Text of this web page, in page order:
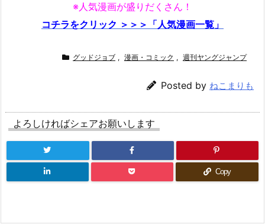
※人気漫画が盛りだくさん！
コチラをクリック ＞＞＞「人気漫画一覧」
グッドジョブ , 漫画・コミック , 週刊ヤングジャンプ
Posted by ねこまりも
よろしければシェアお願いします
Copy